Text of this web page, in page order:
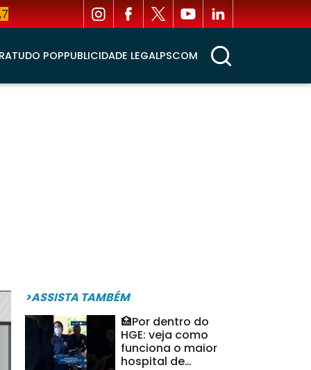
TUDO POPPUBLICIDADE LEGALPSCOM
>ASSISTA TAMBÉM
🏥Por dentro do
HGE: veja como
funciona o maior
hospital de